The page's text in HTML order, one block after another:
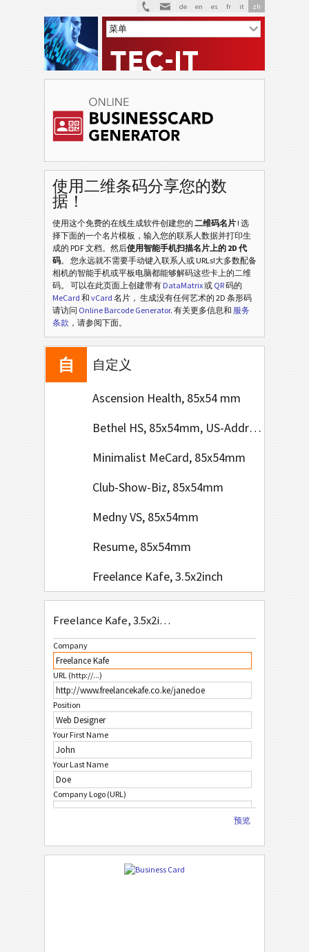
de en es fr it zh
使用二维条码分享您的数
据！
使用这个免费的在线生成软件创建您的 二维码名片 ! 选
择下面的一个名片模板，输入您的联系人数据并打印生
成的 PDF 文档。然后使用智能手机扫描名片上的 2D 代
码。 您永远就不需要手动键入联系人或 URLs!大多数配备
相机的智能手机或平板电脑都能够解码这些卡上的二维
码。 可以在此页面上创建带有 DataMatrix或 QR码的
MeCard 和 vCard 名片， 生成没有任何艺术的 2D 条形码
请访问 Online Barcode Generator. 有关更多信息和 服务
条款 ，请参阅下面。
VCARD
M MECARD
白 白色
水 水果
圣 圣诞节
非 非洲
亚 亚洲
自 自定义
Ascension Health, 85x54 mm
Bethel HS, 85x54mm, US-Address Format
Minimalist MeCard, 85x54mm
Club-Show-Biz, 85x54mm
Medny VS, 85x54mm
Resume, 85x54mm
Freelance Kafe, 3.5x2inch
Freelance Kafe, 3.5x2inch
Company
URL (http://...)
Position
Your First Name
Your Last Name
Company Logo (URL)
预览